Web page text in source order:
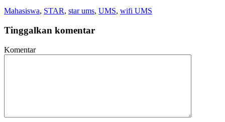
Mahasiswa, STAR, star ums, UMS, wifi UMS
Tinggalkan komentar
Komentar